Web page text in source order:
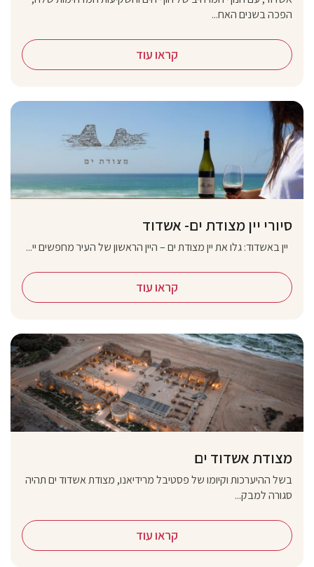
הפכה בשנים האח...
קראו עוד
סיורי יין מצודת ים- אשדוד
יין באשדוד: גלו את יין מצודת ים – היין הראשון של העיר מחפשים יי...
קראו עוד
מצודת אשדוד ים
בשל ההיערכות וקיומו של פסטיבל מרידיאנו, מצודת אשדוד ים תהיה
סגורה למבק...
קראו עוד